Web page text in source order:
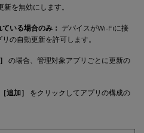
新を無効にします。
いる場合のみ： デバイスがWi-Fiに接
の自動更新を許可します。
の場合、管理対象アプリごとに更新の
［追加］
をクリックしてアプリの構成の